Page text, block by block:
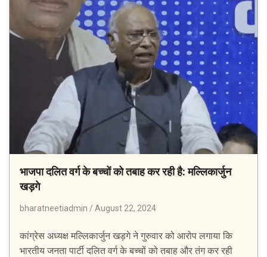
भाजपा दलित वर्ग के बच्चों को तबाह कर रही है: मल्लिकार्जुन
खड़गे
bharatneetiadmin August 22, 2024
कांग्रेस अध्यक्ष मल्लिकार्जुन खड़गे ने गुरुवार को आरोप लगाया कि
भारतीय जनता पार्टी दलित वर्ग के बच्चों को तबाह और तंग कर रही